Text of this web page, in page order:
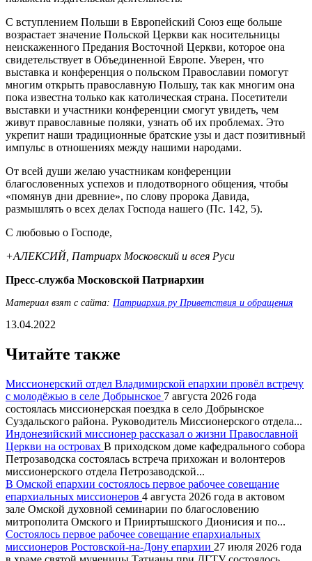
С вступлением Польши в Европейский Союз еще больше
возрастает значение Польской Церкви как носительницы
неискаженного Предания Восточной Церкви, которое она
свидетельствует в Объединенной Европе. Уверен, что
выставка и конференция о польском Православии помогут
многим открыть православную Польшу, так как многим она
пока известна только как католическая страна. Посетители
выставки и участники конференции смогут увидеть, чем
живут православные поляки, узнать об их проблемах. Это
укрепит наши традиционные братские узы и даст позитивный
импульс в отношениях между нашими народами.
От всей души желаю участникам конференции
благословенных успехов и плодотворного общения, чтобы
«помянув дни древние», по слову пророка Давида,
размышлять о всех делах Господа нашего (Пс. 142, 5).
С любовью о Господе,
+АЛЕКСИЙ, Патриарх Московский и всея Руси
Пресс-служба Московской Патриархии
Материал взят с сайта: Патриархия.ру Приветствия и обращения
13.04.2022
Читайте также
Миссионерский отдел Владимирской епархии провёл встречу
с молодёжью в селе Добрынское 7 августа 2026 года
состоялась миссионерская поездка в село Добрынское
Суздальского района. Руководитель Миссионерского отдела...
Индонезийский миссионер рассказал о жизни Православной
Церкви на островах В приходском доме кафедрального собора
Петрозаводска состоялась встреча прихожан и волонтеров
миссионерского отдела Петрозаводской...
В Омской епархии состоялось первое рабочее совещание
епархиальных миссионеров 4 августа 2026 года в актовом
зале Омской духовной семинарии по благословению
митрополита Омского и Прииртышского Дионисия и по...
Состоялось первое рабочее совещание епархиальных
миссионеров Ростовской-на-Дону епархии 27 июля 2026 года